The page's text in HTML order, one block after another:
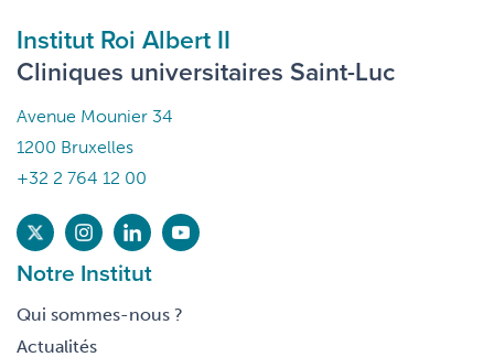
Institut Roi Albert II
Cliniques universitaires Saint-Luc
Avenue Mounier 34
1200 Bruxelles
+32 2 764 12 00
Notre Institut
Qui sommes-nous ?
Actualités